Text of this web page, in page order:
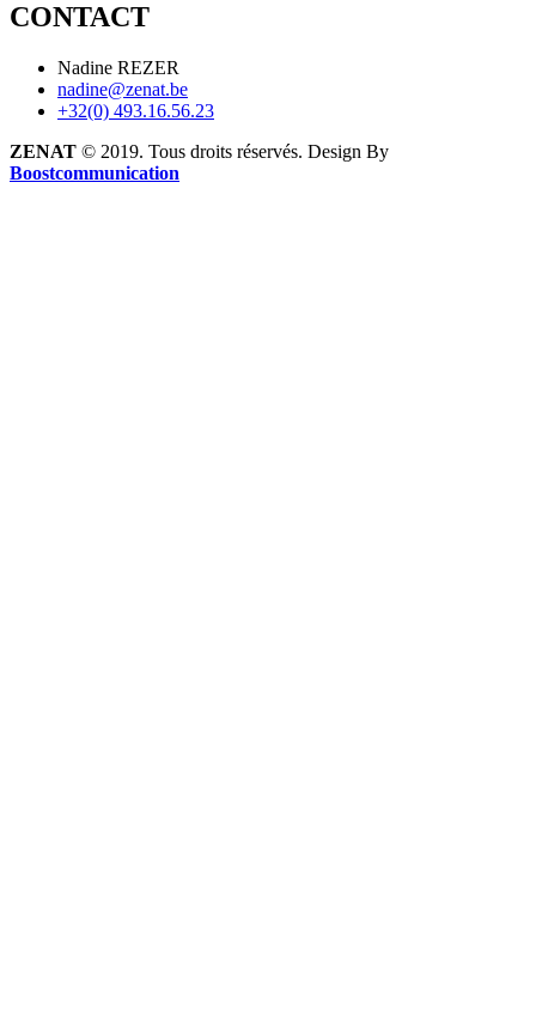
CONTACT
Nadine REZER
nadine@zenat.be
+32(0) 493.16.56.23
ZENAT © 2019. Tous droits réservés. Design By
Boostcommunication